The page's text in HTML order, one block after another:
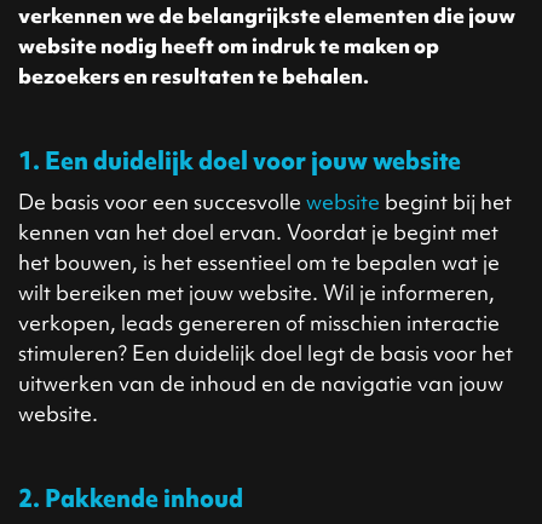
verkennen we de belangrijkste elementen die jouw
website nodig heeft om indruk te maken op
bezoekers en resultaten te behalen.
1. Een duidelijk doel voor jouw website
De basis voor een succesvolle website begint bij het
kennen van het doel ervan. Voordat je begint met
het bouwen, is het essentieel om te bepalen wat je
wilt bereiken met jouw website. Wil je informeren,
verkopen, leads genereren of misschien interactie
stimuleren? Een duidelijk doel legt de basis voor het
uitwerken van de inhoud en de navigatie van jouw
website.
2. Pakkende inhoud